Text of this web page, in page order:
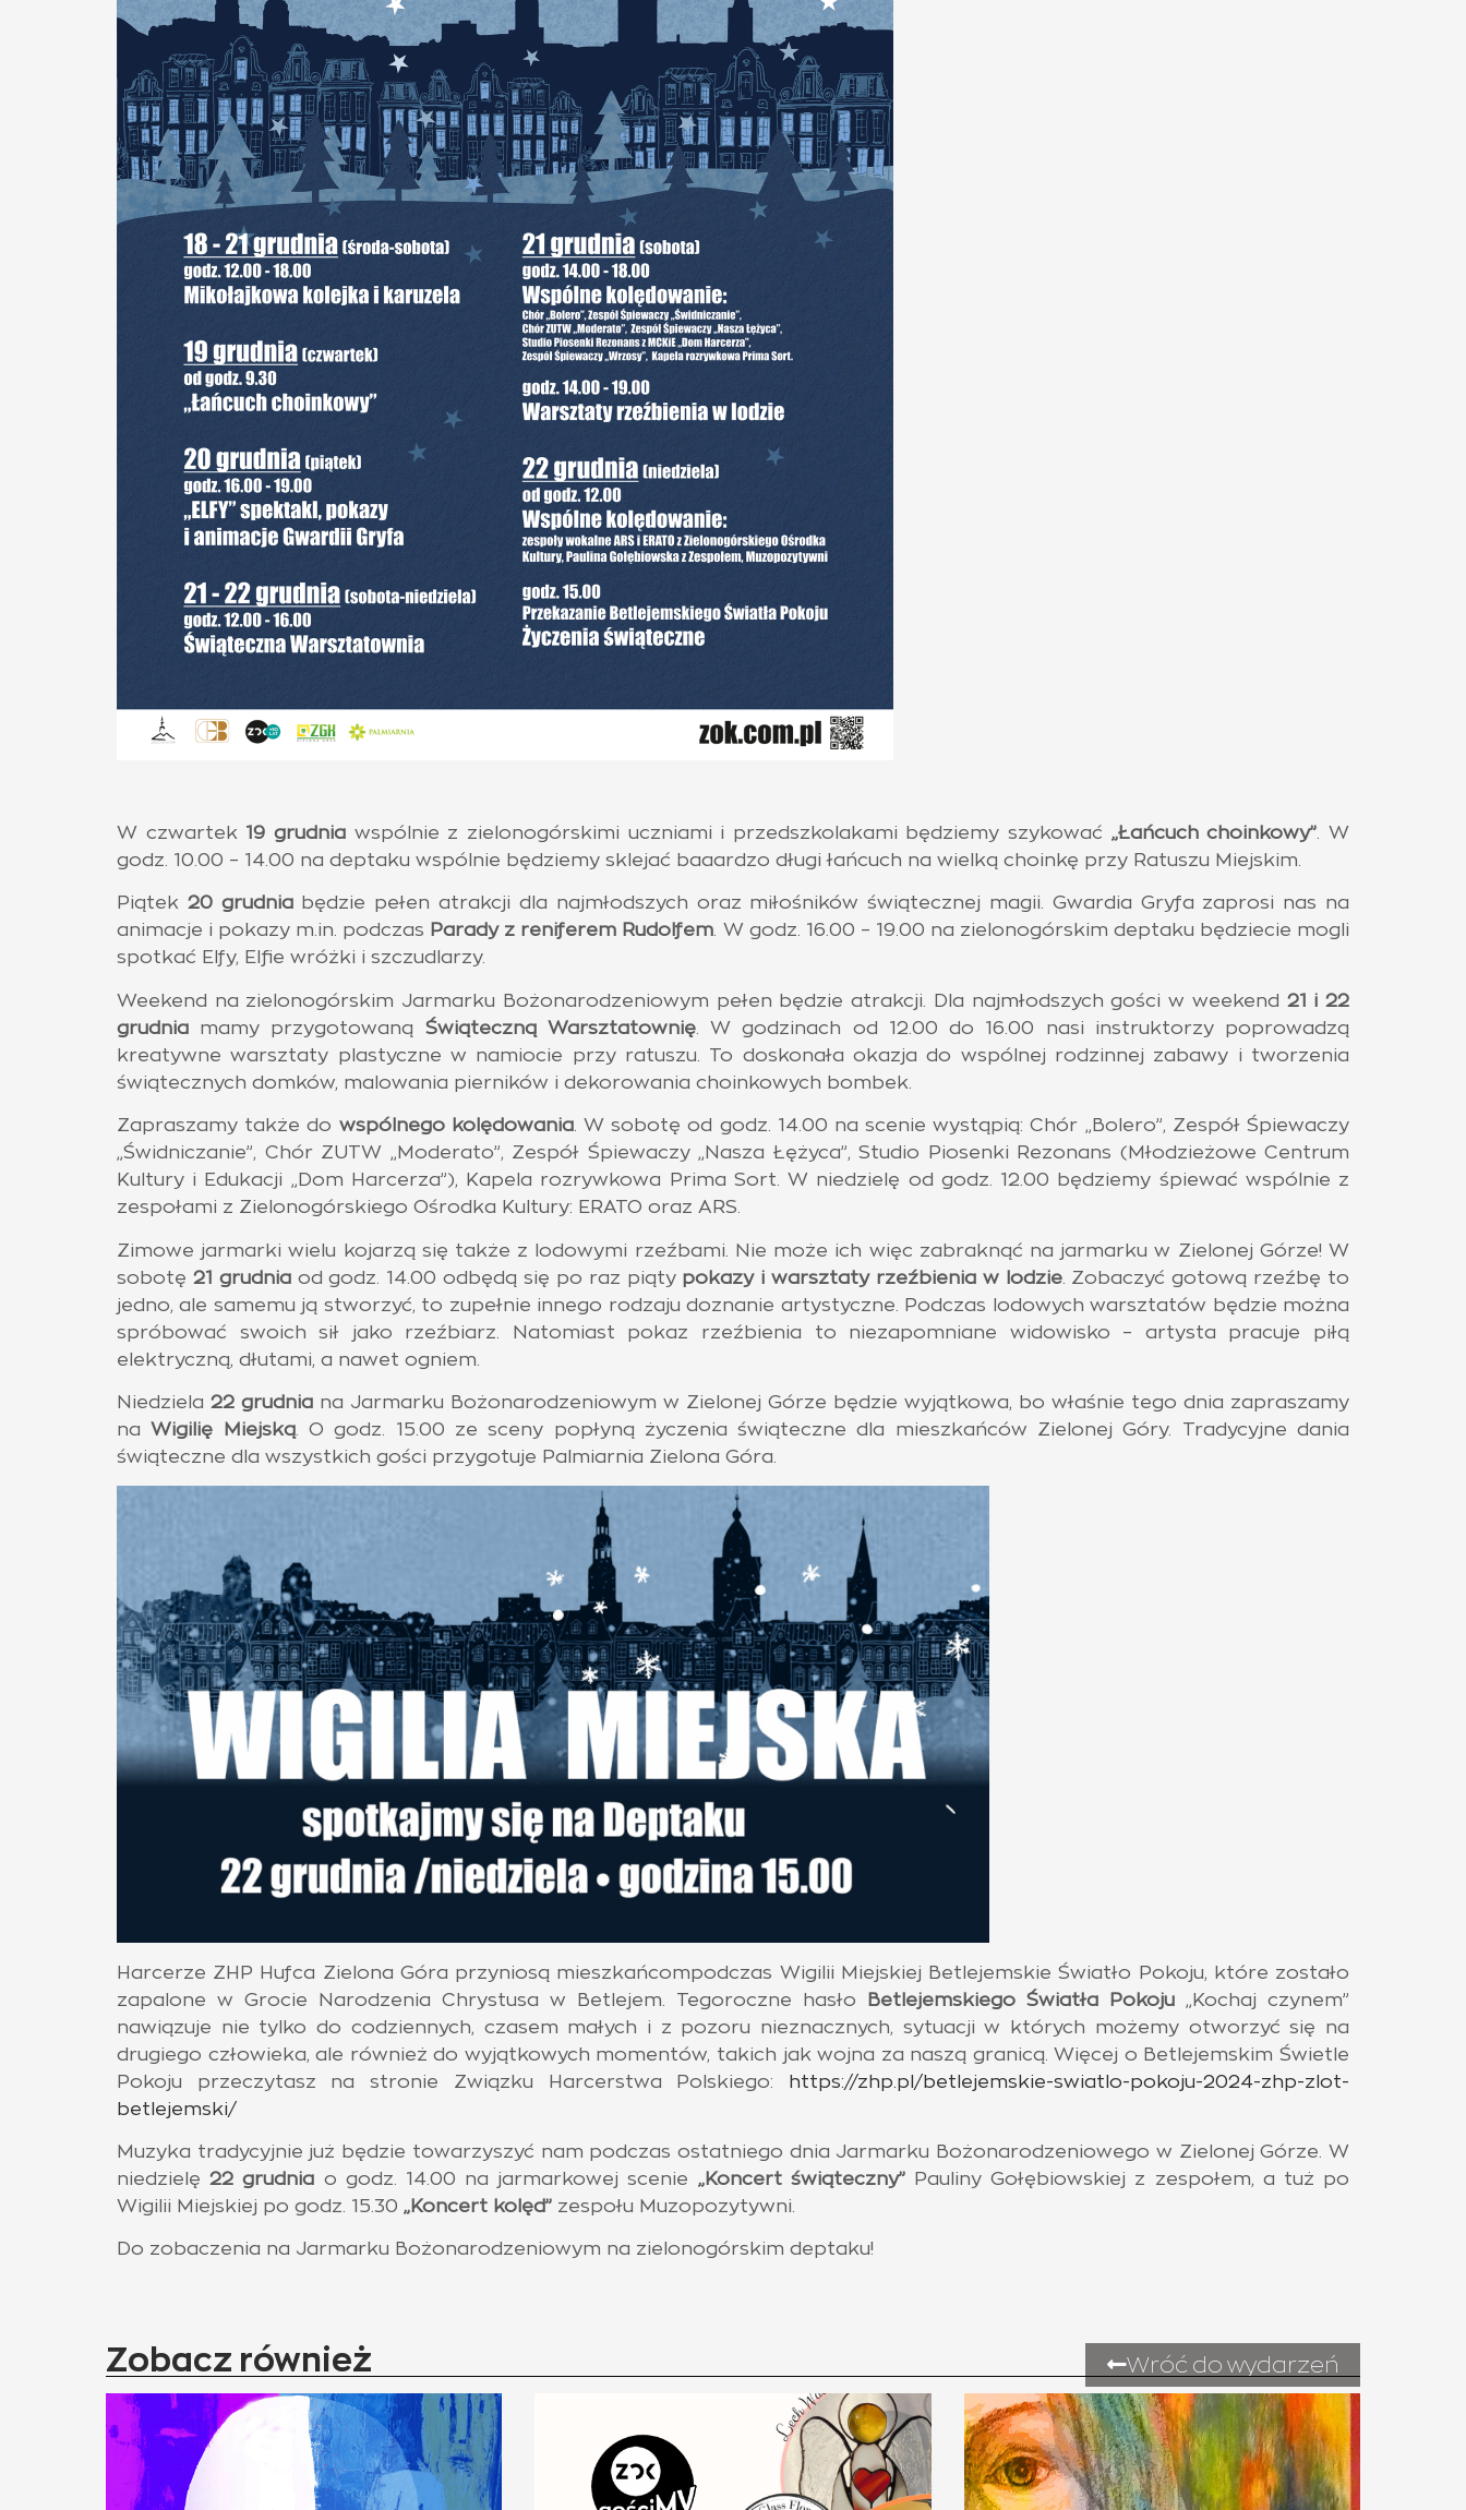
W czwartek 19 grudniawspólnie z zielonogórskimi uczniami i przedszkolakami będziemy szykować „Łańcuch choinkowy” . W
godz. 10.00 – 14.00 na deptaku wspólnie będziemy sklejać baaardzo długi łańcuch na wielką choinkę przy Ratuszu Miejskim.
Piątek 20 grudniabędzie pełen atrakcji dla najmłodszych oraz miłośników świątecznej magii. Gwardia Gryfa zaprosi nas na
animacje i pokazy m.in. podczas Parady z reniferem Rudolfem. W godz. 16.00 – 19.00 na zielonogórskim deptaku będziecie mogli
spotkać Elfy, Elfie wróżki i szczudlarzy.
Weekend na zielonogórskim Jarmarku Bożonarodzeniowym pełen będzie atrakcji. Dla najmłodszych gości w weekend 21 i 22
grudnia mamy przygotowaną Świąteczną Warsztatownię. W godzinach od 12.00 do 16.00 nasi instruktorzy poprowadzą
kreatywne warsztaty plastyczne w namiocie przy ratuszu. To doskonała okazja do wspólnej rodzinnej zabawy i tworzenia
świątecznych domków, malowania pierników i dekorowania choinkowych bombek.
Zapraszamy także do wspólnego kolędowania. W sobotę od godz. 14.00 na scenie wystąpią: Chór „Bolero”, Zespół Śpiewaczy
„Świdniczanie”, Chór ZUTW „Moderato”, Zespół Śpiewaczy „Nasza Łężyca”, Studio Piosenki Rezonans (Młodzieżowe Centrum
Kultury i Edukacji „Dom Harcerza”), Kapela rozrywkowa Prima Sort. W niedzielę od godz. 12.00 będziemy śpiewać wspólnie z
zespołami z Zielonogórskiego Ośrodka Kultury: ERATO oraz ARS.
Zimowe jarmarki wielu kojarzą się także z lodowymi rzeźbami. Nie może ich więc zabraknąć na jarmarku w Zielonej Górze! W
sobotę 21 grudniaod godz. 14.00 odbędą się po raz piąty pokazy i warsztaty rzeźbienia w lodzie. Zobaczyć gotową rzeźbę to
jedno, ale samemu ją stworzyć, to zupełnie innego rodzaju doznanie artystyczne. Podczas lodowych warsztatów będzie można
spróbować swoich sił jako rzeźbiarz. Natomiast pokaz rzeźbienia to niezapomniane widowisko – artysta pracuje piłą
elektryczną, dłutami, a nawet ogniem.
Niedziela 22 grudnia na Jarmarku Bożonarodzeniowym w Zielonej Górze będzie wyjątkowa, bo właśnie tego dnia zapraszamy
naWigilię Miejską. O godz. 15.00 ze sceny popłyną życzenia świąteczne dla mieszkańców Zielonej Góry. Tradycyjne dania
świąteczne dla wszystkich gości przygotuje Palmiarnia Zielona Góra.
Harcerze ZHP Hufca Zielona Góra przyniosą mieszkańcompodczas Wigilii Miejskiej Betlejemskie Światło Pokoju, które zostało
zapalone w Grocie Narodzenia Chrystusa w Betlejem. Tegoroczne hasło
Betlejemskiego Światła Pokoju „Kochaj czynem”
nawiązuje nie tylko do codziennych, czasem małych i z pozoru nieznacznych, sytuacji w których możemy otworzyć się na
drugiego człowieka, ale również do wyjątkowych momentów, takich jak wojna za naszą granicą. Więcej o Betlejemskim Świetle
Pokoju przeczytasz na stronie Związku Harcerstwa Polskiego:
https://zhp.pl/betlejemskie-swiatlo-pokoju-2024-zhp-zlot-
betlejemski/
Muzyka tradycyjnie już będzie towarzyszyć nam podczas ostatniego dnia Jarmarku Bożonarodzeniowego w Zielonej Górze. W
niedzielę22 grudnia o godz. 14.00 na jarmarkowej scenie „Koncert świąteczny”Pauliny Gołębiowskiej z zespołem, a tuż po
Wigilii Miejskiej po godz. 15.30 „Koncert kolęd” zespołu Muzopozytywni.
Do zobaczenia na Jarmarku Bożonarodzeniowym na zielonogórskim deptaku!
Zobacz również Wróć do wydarzeń